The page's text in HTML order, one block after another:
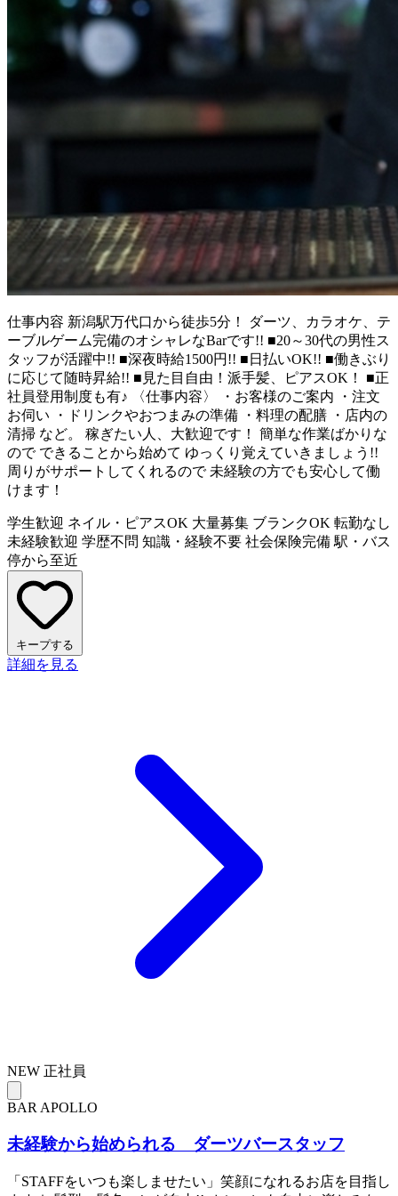
仕事内容 新潟駅万代口から徒歩5分！ ダーツ、カラオケ、テ
ーブルゲーム完備のオシャレなBarです!! ■20～30代の男性ス
タッフが活躍中!! ■深夜時給1500円!! ■日払いOK!! ■働きぶり
に応じて随時昇給!! ■見た目自由！派手髪、ピアスOK！ ■正
社員登用制度も有♪ 〈仕事内容〉 ・お客様のご案内 ・注文
お伺い ・ドリンクやおつまみの準備 ・料理の配膳 ・店内の
清掃 など。 稼ぎたい人、大歓迎です！ 簡単な作業ばかりな
ので できることから始めて ゆっくり覚えていきましょう!!
周りがサポートしてくれるので 未経験の方でも安心して働
けます！
学生歓迎 ネイル・ピアスOK 大量募集 ブランクOK 転勤なし
未経験歓迎 学歴不問 知識・経験不要 社会保険完備 駅・バス
停から至近
キープする
詳細を見る
NEW 正社員
BAR APOLLO
未経験から始められる ダーツバースタッフ
「STAFFをいつも楽しませたい」笑顔になれるお店を目指し